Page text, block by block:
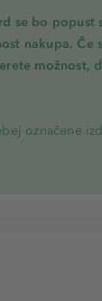
se bo popust
nakupa. Če
možnost,
označene